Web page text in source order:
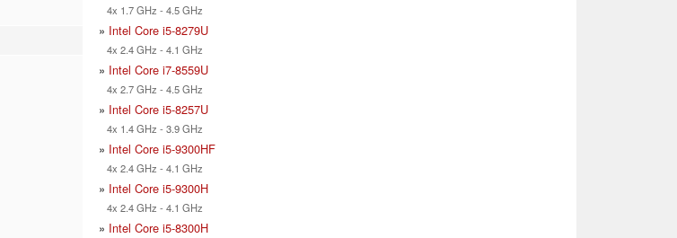
4x 1.7 GHz - 4.5 GHz
» Intel Core i5-8279U
4x 2.4 GHz - 4.1 GHz
» Intel Core i7-8559U
4x 2.7 GHz - 4.5 GHz
» Intel Core i5-8257U
4x 1.4 GHz - 3.9 GHz
» Intel Core i5-9300HF
4x 2.4 GHz - 4.1 GHz
» Intel Core i5-9300H
4x 2.4 GHz - 4.1 GHz
» Intel Core i5-8300H